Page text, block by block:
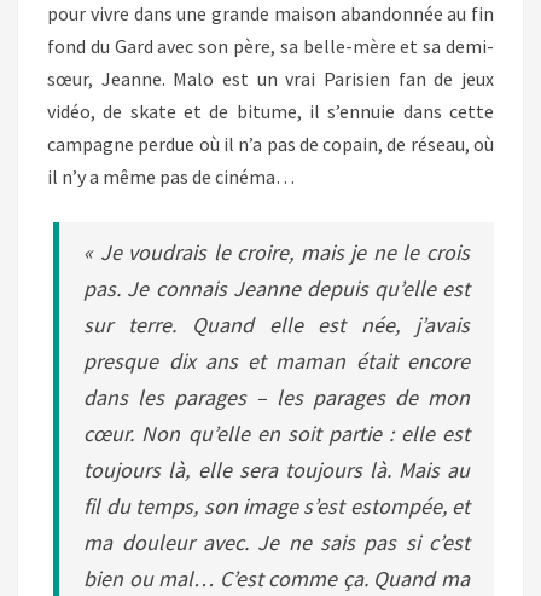
pour vivre dans une grande maison abandonnée au fin
fond du Gard avec son père, sa belle-mère et sa demi-
sœur, Jeanne. Malo est un vrai Parisien fan de jeux
vidéo, de skate et de bitume, il s’ennuie dans cette
campagne perdue où il n’a pas de copain, de réseau, où
il n’y a même pas de cinéma…
« Je voudrais le croire, mais je ne le crois
pas. Je connais Jeanne depuis qu’elle est
sur terre. Quand elle est née, j’avais
presque dix ans et maman était encore
dans les parages – les parages de mon
cœur. Non qu’elle en soit partie : elle est
toujours là, elle sera toujours là. Mais au
fil du temps, son image s’est estompée, et
ma douleur avec. Je ne sais pas si c’est
bien ou mal… C’est comme ça. Quand ma